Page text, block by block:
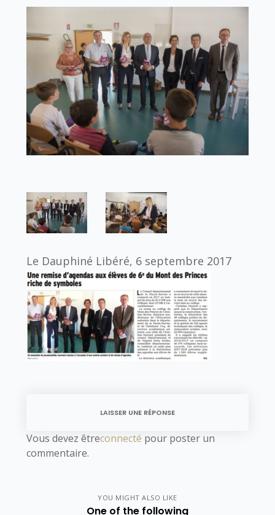
Le Dauphiné Libéré, 6 septembre 2017
LAISSER UNE RÉPONSE
Vous devez êtreconnecté pour poster un
commentaire.
YOU MIGHT ALSO LIKE
One of the following